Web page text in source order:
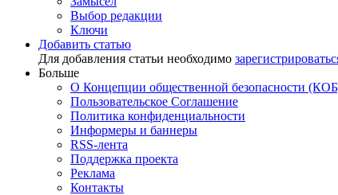
Выбор редакции
Ключи
Добавить статью
Для добавления статьи необходимо
Больше
О Концепции общественной безопасности
Пользовательское Соглашение
Политика конфиденциальности
Информеры и баннеры
RSS-лента
Поддержка проекта
Реклама
Контакты